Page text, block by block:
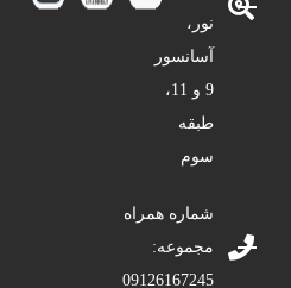
نور،
آسانسور
9 و 11،
طبقه
سوم
شماره همراه
مجموعه:
09126167245